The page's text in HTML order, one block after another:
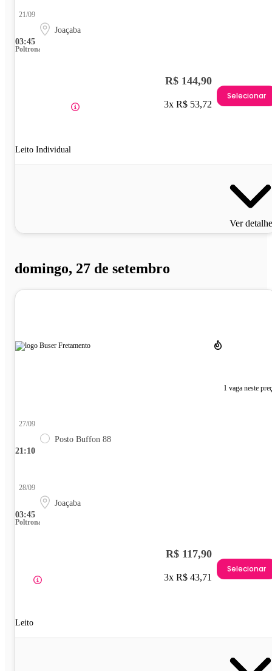
03:45
21/09
Joaçaba
Poltrona
Leito Individual
R$ 144,90
3x R$ 53,72
Selecionar
Ver
domingo, 27 de setembro
1 vaga neste
21:10
27/09
Posto Buffon 88
03:45
28/09
Joaçaba
Poltrona
Leito
R$ 117,90
3x R$ 43,71
Selecionar